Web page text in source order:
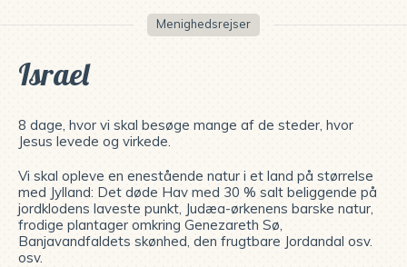
Menighedsrejser
Israel
8 dage, hvor vi skal besøge mange af de steder, hvor
Jesus levede og virkede.
Vi skal opleve en enestående natur i et land på størrelse
med Jylland: Det døde Hav med 30 % salt beliggende på
jordklodens laveste punkt, Judæa-ørkenens barske natur,
frodige plantager omkring Genezareth Sø,
Banjavandfaldets skønhed, den frugtbare Jordandal osv.
osv.